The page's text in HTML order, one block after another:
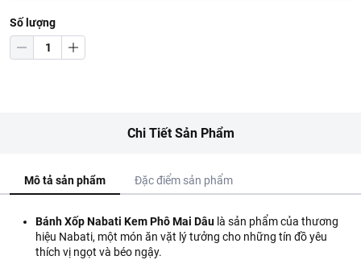
Số lượng
Chi Tiết Sản Phẩm
Mô tả sản phẩm Đặc điểm sản phẩm
Bánh Xốp Nabati Kem Phô Mai Dâu là sản phẩm của thương
hiệu Nabati, một món ăn vặt lý tưởng cho những tín đồ yêu
thích vị ngọt và béo ngậy.